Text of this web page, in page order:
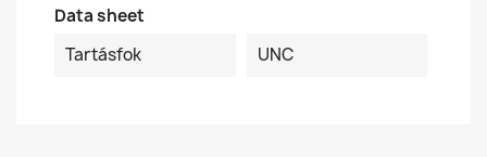
Data sheet
Tartásfok
UNC